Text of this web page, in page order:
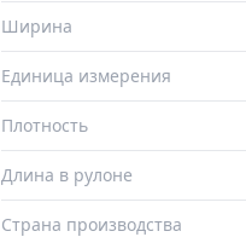
Ширина
Единица измерения
Плотность
Длина в рулоне
Страна производства